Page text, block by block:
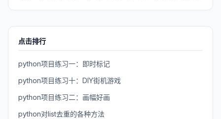
点击排行
python项目练习一：即时标记
python项目练习十：DIY街机游戏
python项目练习二：画幅好画
python对list去重的各种方法